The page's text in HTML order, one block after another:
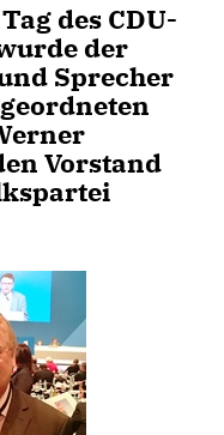
des CDU-
der
Sprecher
Vorstand